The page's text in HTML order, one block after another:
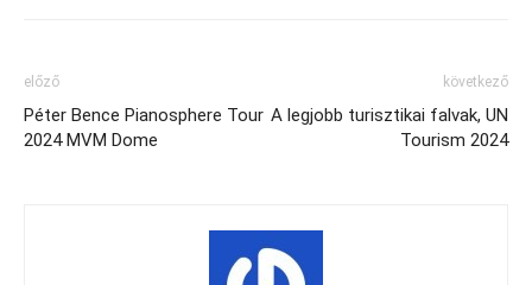
előző
Péter Bence Pianosphere Tour
2024 MVM Dome
következő
A legjobb turisztikai falvak, UN
Tourism 2024